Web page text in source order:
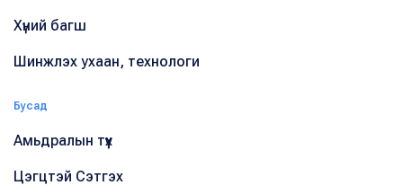
Хүний багш
Шинжлэх ухаан, технологи
Бусад
Амьдралын түүх
Цэгцтэй Сэтгэх